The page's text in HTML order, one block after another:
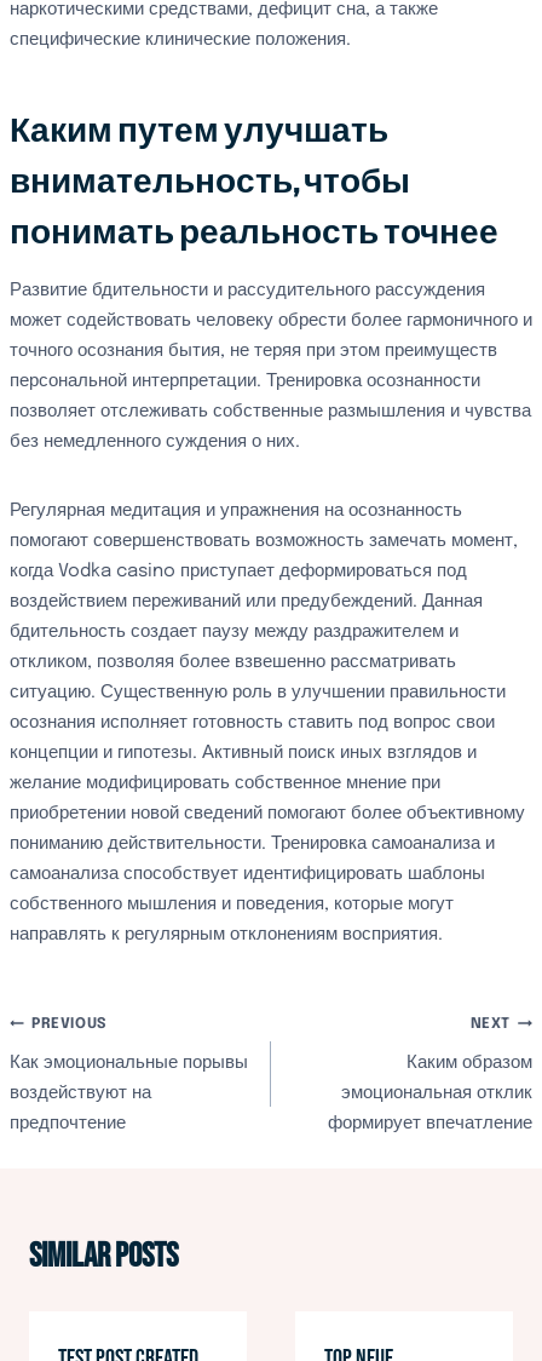
наркотическими средствами, дефицит сна, а также
специфические клинические положения.
Каким путем улучшать
внимательность, чтобы
понимать реальность точнее
Развитие бдительности и рассудительного рассуждения
может содействовать человеку обрести более гармоничного и
точного осознания бытия, не теряя при этом преимуществ
персональной интерпретации. Тренировка осознанности
позволяет отслеживать собственные размышления и чувства
без немедленного суждения о них.
Регулярная медитация и упражнения на осознанность
помогают совершенствовать возможность замечать момент,
когда Vodka casino приступает деформироваться под
воздействием переживаний или предубеждений. Данная
бдительность создает паузу между раздражителем и
откликом, позволяя более взвешенно рассматривать
ситуацию. Существенную роль в улучшении правильности
осознания исполняет готовность ставить под вопрос свои
концепции и гипотезы. Активный поиск иных взглядов и
желание модифицировать собственное мнение при
приобретении новой сведений помогают более объективному
пониманию действительности. Тренировка самоанализа и
самоанализа способствует идентифицировать шаблоны
собственного мышления и поведения, которые могут
направлять к регулярным отклонениям восприятия.
文
章
導
PREVIOUS
Как эмоциональные порывы
воздействуют на
предпочтение
NEXT
Каким образом
эмоциональная отклик
формирует впечатление
Similar Posts